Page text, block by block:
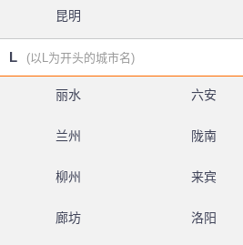
昆明
L (以L为开头的城市名)
丽水 六安
兰州 陇南
柳州 来宾
廊坊 洛阳